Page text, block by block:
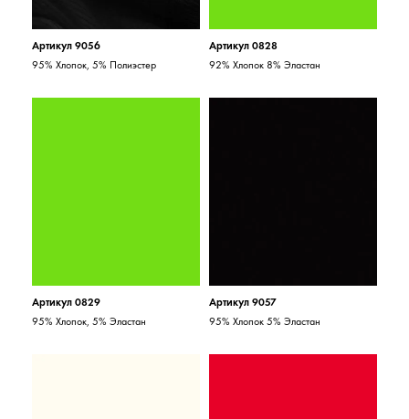
Артикул 9056
95% Хлопок, 5% Полиэстер
Артикул 0828
92% Хлопок 8% Эластан
Артикул 0829
95% Хлопок, 5% Эластан
Артикул 9057
95% Хлопок 5% Эластан